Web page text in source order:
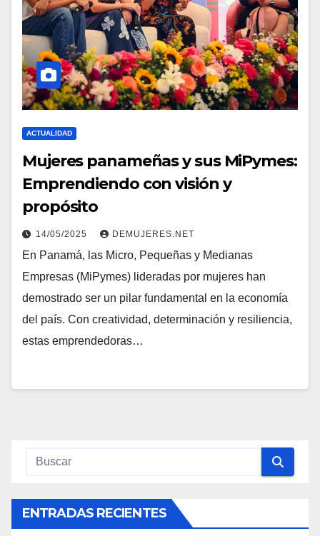
ACTUALIDAD
Mujeres panameñas y sus MiPymes:
Emprendiendo con visión y
propósito
14/05/2025 DEMUJERES.NET
En Panamá, las Micro, Pequeñas y Medianas
Empresas (MiPymes) lideradas por mujeres han
demostrado ser un pilar fundamental en la economía
del país. Con creatividad, determinación y resiliencia,
estas emprendedoras…
ENTRADAS RECIENTES